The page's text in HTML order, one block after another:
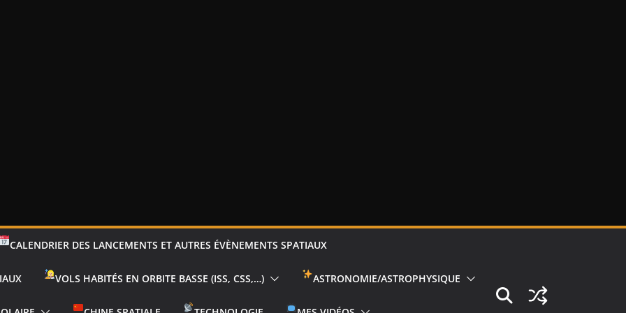
CALENDRIER DES LANCEMENTS ET AUTRES ÉVÈNEMENTS SPATIAUX
VOLS HABITÉS EN ORBITE BASSE (ISS, CSS,…) ASTRONOMIE/ASTROPHYSIQUE